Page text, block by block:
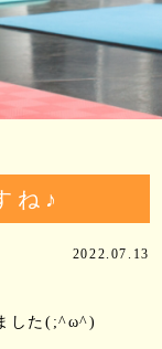
ね♪
2022.07.13
した(;^ω^)